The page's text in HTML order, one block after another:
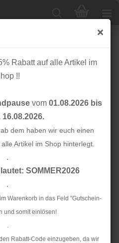
Rabatt auf alle Artikel im
!!
vom 01.08.2026 bis
dem haben wir euch einen
Artikel im Shop hinterlegt.
.
SOMMER2026
.
Warenkorb in das Feld "Gutschein-
und somit einlösen!
.
Rabatt-Code einzugeben, da wir
- 75 cm - teilbar -